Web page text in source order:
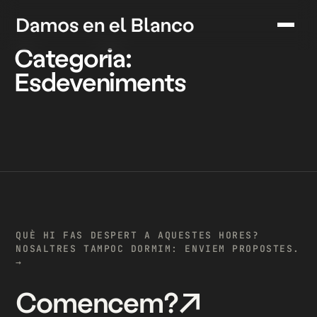
Categoria:
Esdeveniments
QUÈ HI FAS DESPERT A AQUESTES HORES?
NOSALTRES TAMPOC DORMIM: ENVIEM PROPOSTES.
→
Comencem?↗